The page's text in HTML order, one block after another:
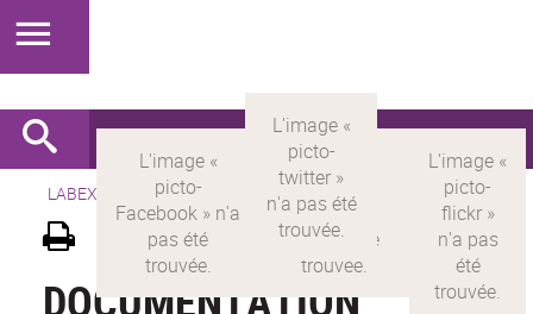
LABEX > LABEX MILYON Version française Documentation
DOCUMENTATION